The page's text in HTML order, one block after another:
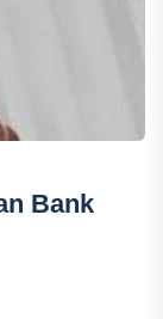
Bank